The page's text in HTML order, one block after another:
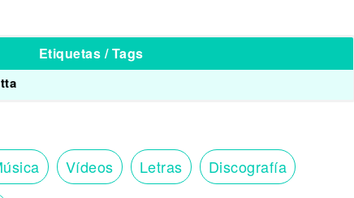
Etiquetas / Tags
Vídeos Letras Discografía